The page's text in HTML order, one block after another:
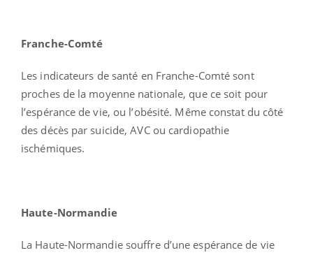
Franche-Comté
Les indicateurs de santé en Franche-Comté sont
proches de la moyenne nationale, que ce soit pour
l’espérance de vie, ou l’obésité. Même constat du côté
des décès par suicide, AVC ou cardiopathie
ischémiques.
Haute-Normandie
La Haute-Normandie souffre d’une espérance de vie